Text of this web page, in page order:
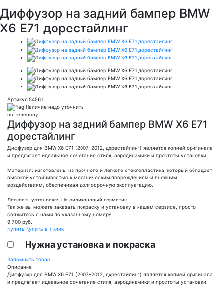
Диффузор на задний бампер BMW
X6 E71 дорестайлинг
Артикул 54561
Наличие надо уточнить
по телефону
Диффузор на задний бампер BMW X6 E71
дорестайлинг
Диффузор для BMW X6 E71 (2007–2012, дорестайлинг) является копией оригинала
и предлагает идеальное сочетание стиля, аэродинамики и простоты установки.
Материал: изготовлены из прочного и легкого стеклопластика, который обладает
высокой устойчивостью к механическим повреждениям и внешним
воздействиям, обеспечивая долгосрочную эксплуатацию.
Легкость установки: .На силиконовый герметик
Так же вы можете заказать покраску и установку в нашем сервисе, просто
свяжитесь с нами по указанному номеру.
9 700 руб.
Купить Купить в 1 клик
Нужна установка и покраска
Запомнить товар
Описание
Диффузор для BMW X6 E71 (2007–2012, дорестайлинг) является копией оригинала
и предлагает идеальное сочетание стиля, аэродинамики и простоты установки.